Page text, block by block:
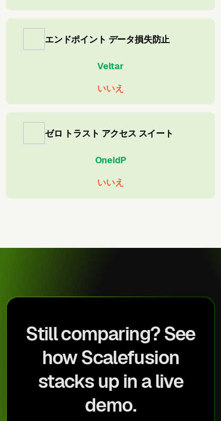
エンドポイント データ損失防止
Veltar
いいえ
ゼロ トラスト アクセス スイート
OneIdP
いいえ
Still comparing? See
how Scalefusion
stacks up in a live
demo.